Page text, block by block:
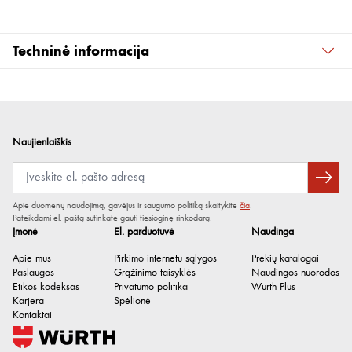
Techninė informacija
EN standartas
Įmonė
Apie mus
Paslaugos
Etikos kodeksas
Karjera
Kontaktai
El. parduotuvė
Pirkimo internetu sąlygos
Grąžinimo taisyklės
Privatumo politika
Spėlionė
Naudinga
Prekių katalogai
Naudingos nuorodos
Würth Plus
Naujienlaiškis
Apie duomenų naudojimą, gavėjus ir saugumo politiką skaitykite čia.
Pateikdami el. paštą sutinkate gauti tiesioginę rinkodarą.